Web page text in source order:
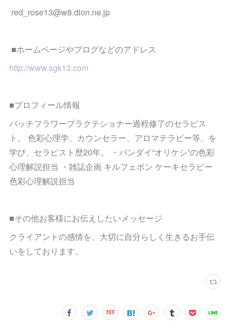
red_rose13@w8.dion.ne.jp
■ホームページやブログなどのアドレス
http://www.sgk13.com
■プロフィール情報
バッチフラワープラクテショナー過程修了のセラピス
ト。 色彩心理学、カウンセラー、アロマテラピー等、を
学び、セラピスト歴20年。 ・バンダイ“オリケシ”の色彩
心理解説担当 ・雑誌企画 キルフェボン ケーキセラピー
色彩心理解説担当
■その他お客様にお伝えしたいメッセージ
クライアントの感情を、大切に自分らしく生きるお手伝
いをしております。